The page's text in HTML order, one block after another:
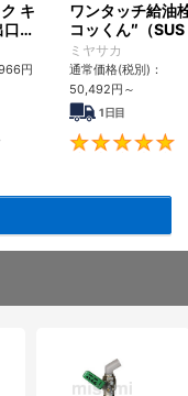
キ
口
円
3.3
ワンタッチ給油
コッくん″（
溶剤対応タイプ
ミヤサカ
通常価格(税別)：
50,492円 ～
1日目